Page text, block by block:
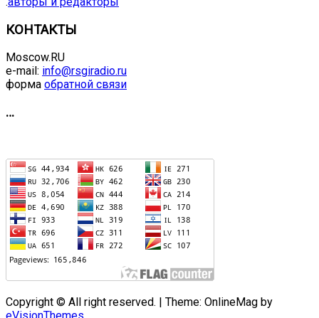
КОНТАКТЫ
Moscow.RU
e-mail: info@rsgiradio.ru
форма обратной связи
…
Copyright © All right reserved. | Theme: OnlineMag by